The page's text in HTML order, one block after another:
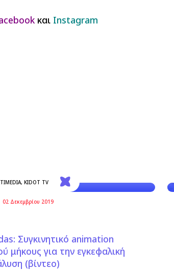
και Instagram
, KIDOT TV
02 Δεκεμβρίου 2019
Συγκινητικό animation
μήκους για την εγκεφαλική
(βίντεο)